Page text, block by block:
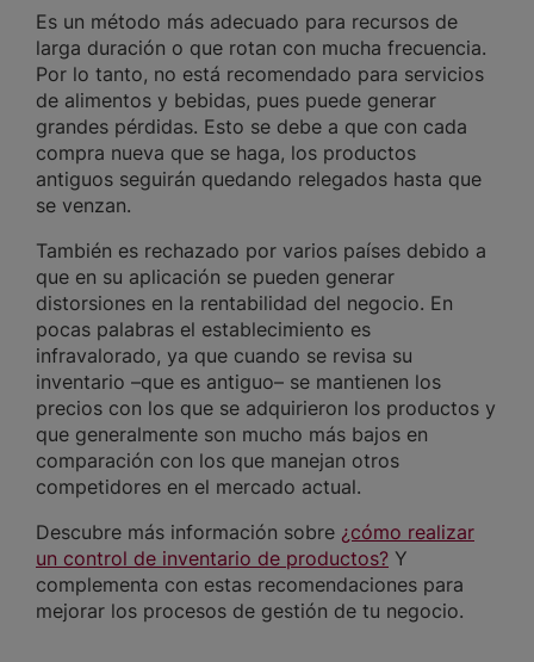
Es un método más adecuado para recursos de
larga duración o que rotan con mucha frecuencia.
Por lo tanto, no está recomendado para servicios
de alimentos y bebidas, pues puede generar
grandes pérdidas. Esto se debe a que con cada
compra nueva que se haga, los productos
antiguos seguirán quedando relegados hasta que
se venzan.
También es rechazado por varios países debido a
que en su aplicación se pueden generar
distorsiones en la rentabilidad del negocio. En
pocas palabras el establecimiento es
infravalorado, ya que cuando se revisa su
inventario –que es antiguo– se mantienen los
precios con los que se adquirieron los productos y
que generalmente son mucho más bajos en
comparación con los que manejan otros
competidores en el mercado actual.
Descubre más información sobre ¿cómo realizar
un control de inventario de productos? Y
complementa con estas recomendaciones para
mejorar los procesos de gestión de tu negocio.